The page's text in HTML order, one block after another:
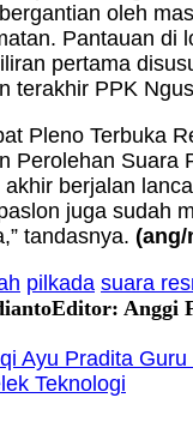
oleh
Pantauan di
pertama
terakhir PPK
Pleno Terbuka
Perolehan Suara
berjalan
juga sudah
tandasnya. (ang/
pilkada suara
Editor: Anggi
Ayu Pradita
Teknologi